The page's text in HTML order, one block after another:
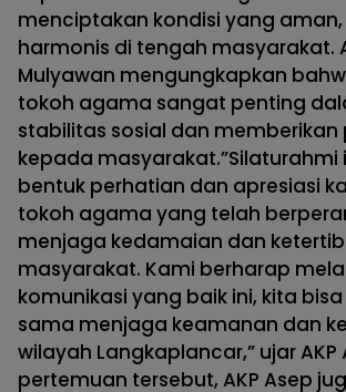
menciptakan kondisi yang
harmonis di tengah masyarakat.
Mulyawan mengungkapkan
tokoh agama sangat penting
stabilitas sosial dan memberikan
kepada masyarakat.”Silaturahmi
bentuk perhatian dan apresiasi
tokoh agama yang telah
menjaga kedamaian dan
masyarakat. Kami berharap
komunikasi yang baik ini, kita
sama menjaga keamanan dan
wilayah Langkaplancar,” ujar AKP
pertemuan tersebut, AKP Asep